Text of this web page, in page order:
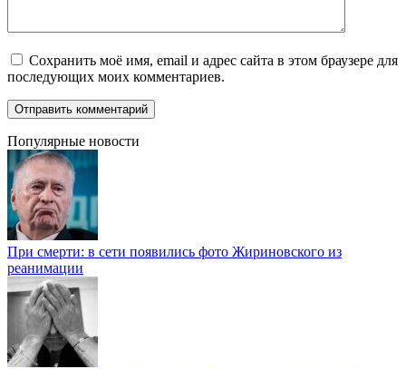
Сохранить моё имя, email и адрес сайта в этом браузере для
последующих моих комментариев.
Популярные новости
При смерти: в сети появились фото Жириновского из
реанимации